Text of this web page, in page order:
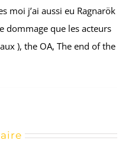
moi j’ai aussi eu Ragnarök
dommage que les acteurs
), the OA, The end of the